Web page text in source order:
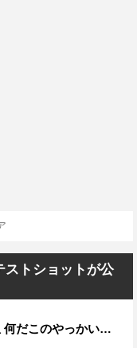
ストショットが公
やっかいな弓使い！？